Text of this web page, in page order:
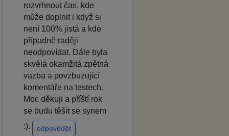
rozvrhnout čas, kde
může doplnit i když si
není 100% jistá a kde
případně raději
neodpovídat. Dále byla
skvělá okamžitá zpětná
vazba a povzbuzující
komentáře na testech.
Moc děkuji a příští rok
se budu těšit se synem
:).
odpovědět